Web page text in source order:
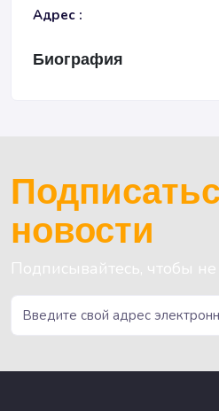
Адрес :
Биография
новости
Подписывайтесь, чтобы